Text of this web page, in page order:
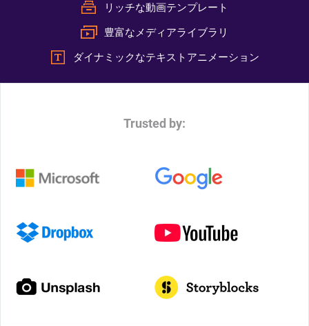
リッチな動画テンプレート
豊富なメディアライブラリ
ダイナミックなテキストアニメーション
Trusted by: